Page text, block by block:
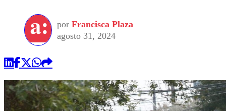
por Francisca Plaza
agosto 31, 2024